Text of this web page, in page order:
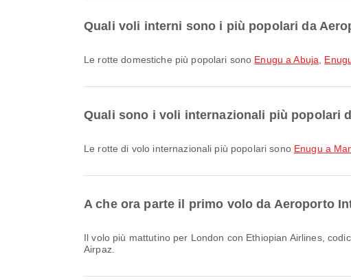
Quali voli interni sono i più popolari da
Le rotte domestiche più popolari sono Enugu a Abuja
Quali sono i voli internazionali più popolari
Le rotte di volo internazionali più popolari sono Enugu a
A che ora parte il primo volo da Aeroporto
Il volo più mattutino per London con Ethiopian Airlines, codice volo ET700, parte alle 01:05. Puoi consultare questo orario e confrontare altre opzioni di volo disponibili su
Airpaz.